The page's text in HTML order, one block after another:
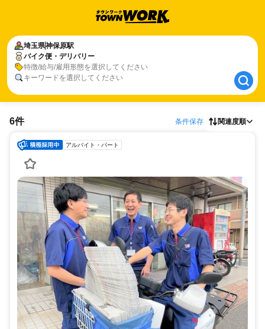
埼玉県神保原駅
バイク便・デリバリー
特徴/給与/雇用形態を選択してください
キーワードを選択してください
埼玉県神保原駅
バイク便・デリバリー
6件 条件保存 関連度順
アルバイト・パート